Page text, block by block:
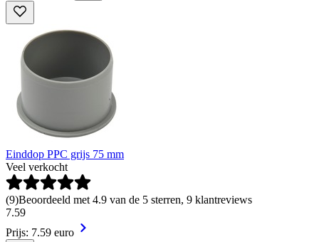
Einddop PPC grijs 75 mm
Veel verkocht
(9)Beoordeeld met 4.9 van de 5 sterren, 9 klantreviews
7.59
Prijs: 7.59 euro